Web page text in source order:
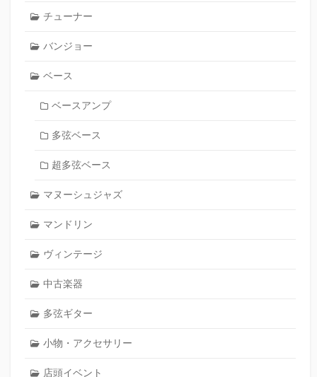
チューナー
バンジョー
ベース
ベースアンプ
多弦ベース
超多弦ベース
マヌーシュジャズ
マンドリン
ヴィンテージ
中古楽器
多弦ギター
小物・アクセサリー
店頭イベント